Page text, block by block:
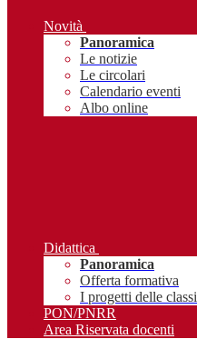
Novità
Panoramica
Le notizie
Le circolari
Calendario eventi
Albo online
Didattica
Panoramica
Offerta formativa
I progetti delle classi
PON/PNRR
Area Riservata docenti